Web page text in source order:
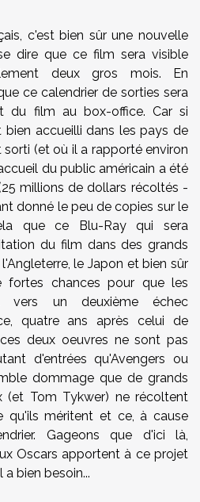
c'est bien sûr une nouvelle
dire que ce film sera visible
deux gros mois. En
ce calendrier de sorties sera
du film au box-office. Car si
accueilli dans les pays de
(et où il a rapporté environ
du public américain a été
millions de dollars récoltés -
donné le peu de copies sur le
que ce Blu-Ray qui sera
du film dans des grands
le Japon et bien sûr
chances pour que les
vers un deuxième échec
quatre ans après celui de
deux oeuvres ne sont pas
d'entrées qu'Avengers ou
dommage que de grands
(et Tom Tykwer) ne récoltent
qu'ils méritent et ce, à cause
Gageons que d'ici là,
Oscars apportent à ce projet
bien besoin...